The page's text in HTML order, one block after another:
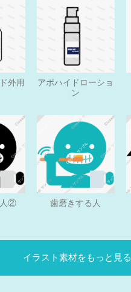
外用
アポハイドローショ
ン
人② 歯磨きする人
イラスト素材をもっと見る